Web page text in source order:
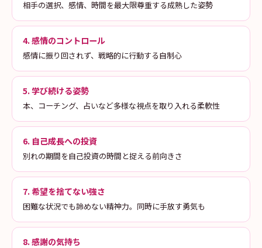
相手の選択、感情、時間を最大限尊重する成熟した姿勢
4. 感情のコントロール
感情に振り回されず、戦略的に行動する自制心
5. 学び続ける姿勢
本、コーチング、占いなど多様な視点を取り入れる柔軟性
6. 自己成長への投資
別れの期間を自己投資の時間と捉える前向きさ
7. 希望を捨てない強さ
困難な状況でも諦めない精神力。同時に手放す勇気も
8. 感謝の気持ち